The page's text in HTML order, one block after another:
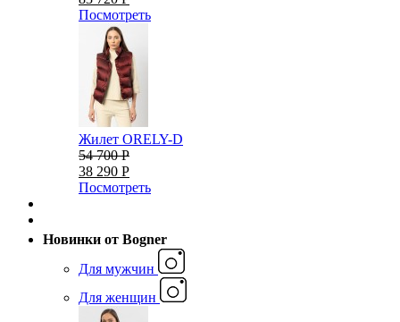
Посмотреть
Жилет ORELY-D
54 700 Р
38 290 Р
Посмотреть
Новинки от Bogner
Для мужчин
Для женщин